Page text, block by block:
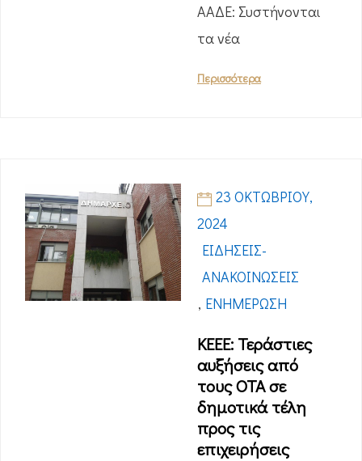
ΑΑΔΕ: Συστήνονται
τα νέα
Περισσότερα
23 ΟΚΤΩΒΡΊΟΥ,
2024
ΕΙΔΉΣΕΙΣ-
ΑΝΑΚΟΙΝΏΣΕΙΣ
, ΕΝΗΜΈΡΩΣΗ
ΚΕΕΕ: Τεράστιες
αυξήσεις από
τους ΟΤΑ σε
δημοτικά τέλη
προς τις
επιχειρήσεις